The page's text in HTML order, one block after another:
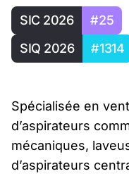
SIC 2026
#25
SIQ 2026
#1314
Spécialisée en
d’aspirateurs
mécaniques,
d’aspirateurs